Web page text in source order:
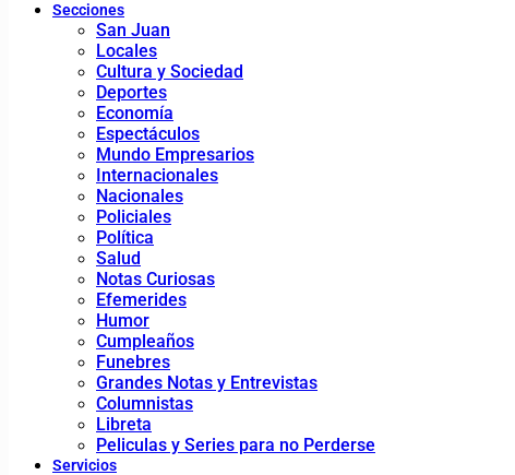
Secciones
San Juan
Locales
Cultura y Sociedad
Deportes
Economía
Espectáculos
Mundo Empresarios
Internacionales
Nacionales
Policiales
Política
Salud
Notas Curiosas
Efemerides
Humor
Cumpleaños
Funebres
Grandes Notas y Entrevistas
Columnistas
Libreta
Peliculas y Series para no Perderse
Servicios